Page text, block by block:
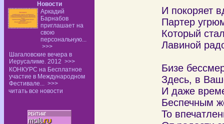
Новости
Аркадий
Барнабов
приглашает на
свою
персональную...
>>>
Шагаловские вечера в
Иерусалиме. 2012 >>>
КОНКУРС на Бесплатное
участие в Международном
Фестивале... >>>
читать все новости
И покоряет
Партер
Который
Лавиной
Бизе
Здесь, в
И даже
Беспечным
То